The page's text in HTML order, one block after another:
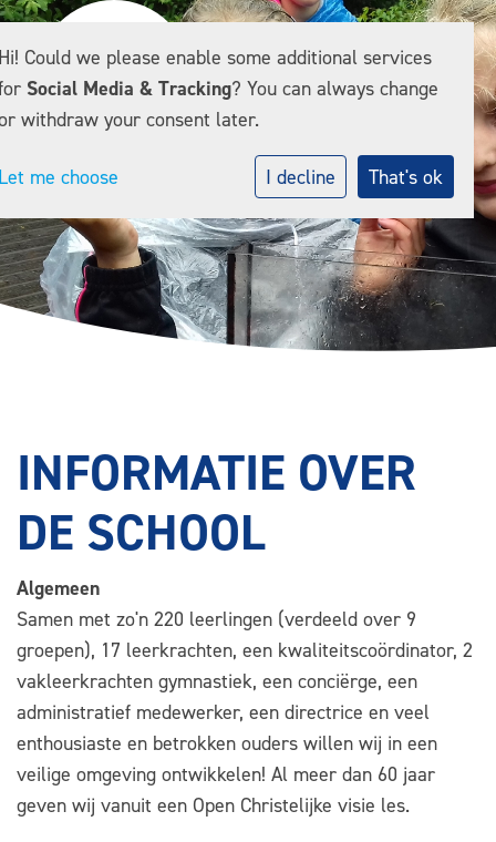
INFORMATIE OVER
DE SCHOOL
Algemeen
Samen met zo'n 220 leerlingen (verdeeld over 9
groepen), 17 leerkrachten, een kwaliteitscoördinator, 2
vakleerkrachten gymnastiek, een conciërge, een
administratief medewerker, een directrice en veel
enthousiaste en betrokken ouders willen wij in een
veilige omgeving ontwikkelen! Al meer dan 60 jaar
geven wij vanuit een Open Christelijke visie les.
Could we please enable some additional services
Social Media & Tracking? You can always change
withdraw your consent later.
me choose I decline That's ok